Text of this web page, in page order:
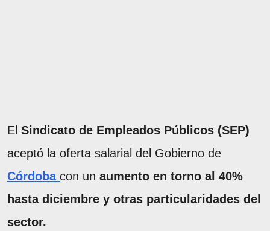
El Sindicato de Empleados Públicos (SEP)
aceptó la oferta salarial del Gobierno de
Córdoba con un aumento en torno al 40%
hasta diciembre y otras particularidades del
sector.